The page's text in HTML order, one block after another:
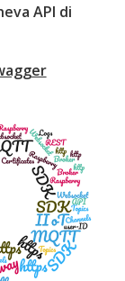
API di